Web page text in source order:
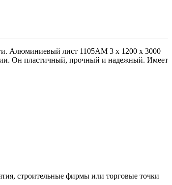
Алюминиевый лист 1105АМ 3 х 1200 х 3000
Он пластичный, прочный и надежный. Имеет
строительные фирмы или торговые точки